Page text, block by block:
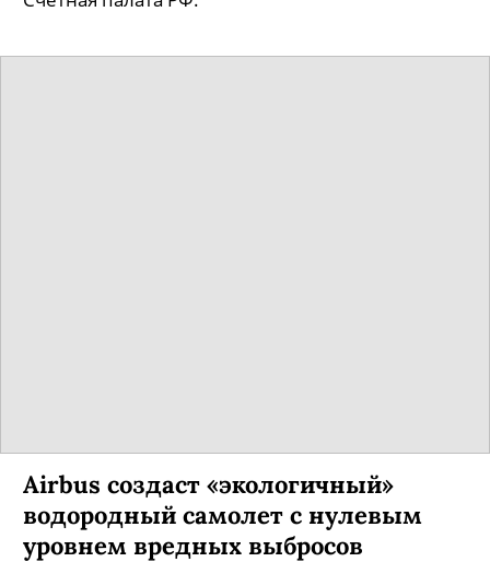
Airbus создаст «экологичный»
водородный самолет с нулевым
уровнем вредных выбросов